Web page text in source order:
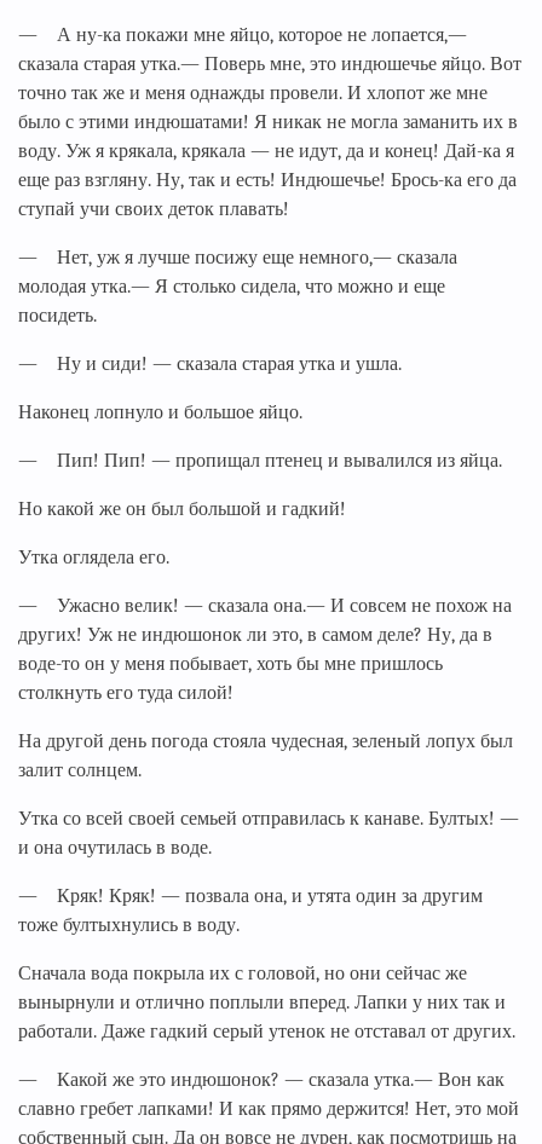
— А ну-ка покажи мне яйцо, которое не лопается,—
сказала старая утка.— Поверь мне, это индюшечье яйцо. Вот
точно так же и меня однажды провели. И хлопот же мне
было с этими индюшатами! Я никак не могла заманить их в
воду. Уж я крякала, крякала — не идут, да и конец! Дай-ка я
еще раз взгляну. Ну, так и есть! Индюшечье! Брось-ка его да
ступай учи своих деток плавать!
— Нет, уж я лучше посижу еще немного,— сказала
молодая утка.— Я столько сидела, что можно и еще
посидеть.
— Ну и сиди! — сказала старая утка и ушла.
Наконец лопнуло и большое яйцо.
— Пип! Пип! — пропищал птенец и вывалился из яйца.
Но какой же он был большой и гадкий!
Утка оглядела его.
— Ужасно велик! — сказала она.— И совсем не похож на
других! Уж не индюшонок ли это, в самом деле? Ну, да в
воде-то он у меня побывает, хоть бы мне пришлось
столкнуть его туда силой!
На другой день погода стояла чудесная, зеленый лопух был
залит солнцем.
Утка со всей своей семьей отправилась к канаве. Бултых! —
и она очутилась в воде.
— Кряк! Кряк! — позвала она, и утята один за другим
тоже бултыхнулись в воду.
Сначала вода покрыла их с головой, но они сейчас же
вынырнули и отлично поплыли вперед. Лапки у них так и
работали. Даже гадкий серый утенок не отставал от других.
— Какой же это индюшонок? — сказала утка.— Вон как
славно гребет лапками! И как прямо держится! Нет, это мой
собственный сын. Да он вовсе не дурен, как посмотришь на